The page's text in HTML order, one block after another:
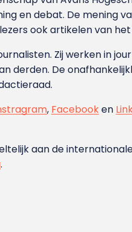
en debat. De mening
ook artikelen van
Zij werken in
derden. De
, Facebooken
aan de
.